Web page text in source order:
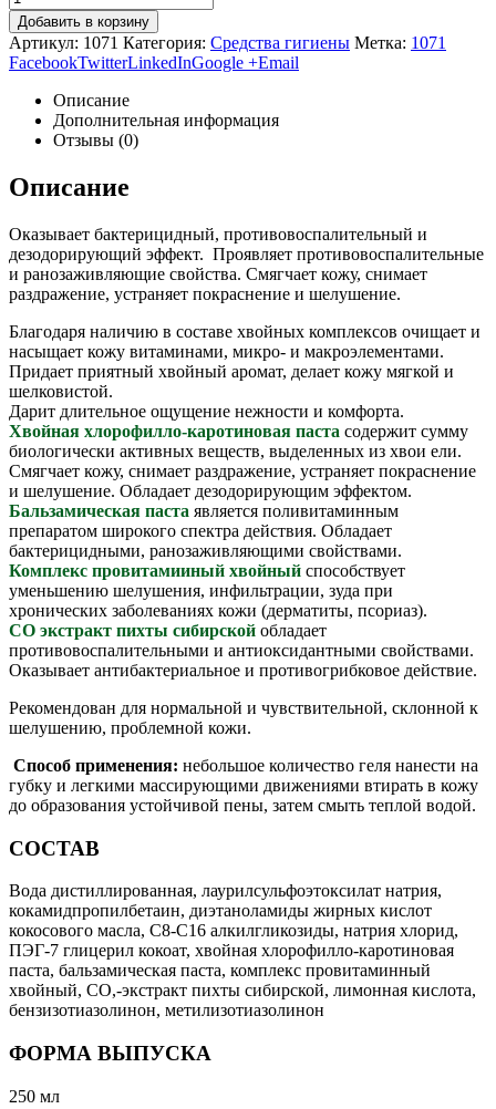
Добавить в корзину
Артикул: 1071 Категория: Средства гигиены Метка: 1071
FacebookTwitterLinkedInGoogle +Email
Описание
Дополнительная информация
Отзывы (0)
Описание
Оказывает бактерицидный, противовоспалительный и
дезодорирующий эффект. Проявляет противовоспалительные
и ранозаживляющие свойства. Смягчает кожу, снимает
раздражение, устраняет покраснение и шелушение.
Благодаря наличию в составе хвойных комплексов очищает и
насыщает кожу витаминами, микро- и макроэлементами.
Придает приятный хвойный аромат, делает кожу мягкой и
шелковистой.
Дарит длительное ощущение нежности и комфорта.
Хвойная хлорофилло-каротиновая паста содержит сумму
биологически активных веществ, выделенных из хвои ели.
Смягчает кожу, снимает раздражение, устраняет покраснение
и шелушение. Обладает дезодорирующим эффектом.
Бальзамическая паста является поливитаминным
препаратом широкого спектра действия. Обладает
бактерицидными, ранозаживляющими свойствами.
Комплекс провитамииный хвойный способствует
уменьшению шелушения, инфильтрации, зуда при
хронических заболеваниях кожи (дерматиты, псориаз).
СО экстракт пихты сибирской обладает
противовоспалительными и антиоксидантными свойствами.
Оказывает антибактериальное и противогрибковое действие.
Рекомендован для нормальной и чувствительной, склонной к
шелушению, проблемной кожи.
Способ применения: небольшое количество геля нанести на
губку и легкими массирующими движениями втирать в кожу
до образования устойчивой пены, затем смыть теплой водой.
СОСТАВ
Вода дистиллированная, лаурилсульфоэтоксилат натрия,
кокамидпропилбетаин, диэтаноламиды жирных кислот
кокосового масла, С8-С16 алкилгликозиды, натрия хлорид,
ПЭГ-7 глицерил кокоат, хвойная хлорофилло-каротиновая
паста, бальзамическая паста, комплекс провитаминный
хвойный, СО,-экстракт пихты сибирской, лимонная кислота,
бензизотиазолинон, метилизотиазолинон
ФОРМА ВЫПУСКА
250 мл